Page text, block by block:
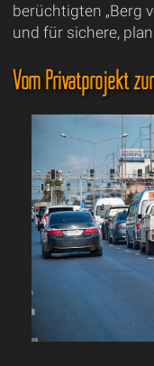
berüchtigten „Berg
und für sichere,
Vom Privatprojekt